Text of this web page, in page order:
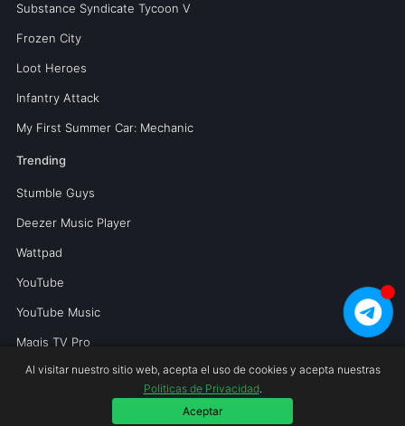
Substance Syndicate Tycoon V
Frozen City
Loot Heroes
Infantry Attack
My First Summer Car: Mechanic
Trending
Stumble Guys
Deezer Music Player
Wattpad
YouTube
YouTube Music
Magis TV Pro
Copyright © 2026 Mundoperfecto.net.
Al visitar nuestro sitio web, acepta el uso de cookies y acepta nuestras
Politicas de Privacidad.
Aceptar